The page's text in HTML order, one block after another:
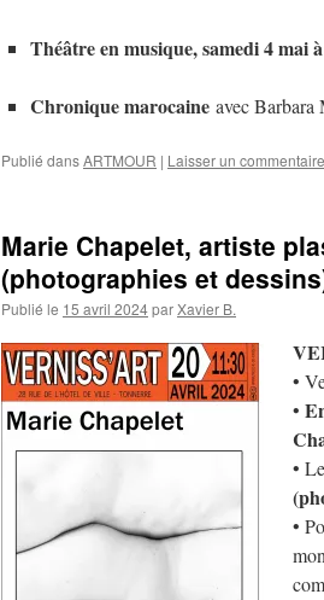
Théâtre en musique, samedi 4 mai
Chronique marocaine avec Barbara
Publié dansARTMOUR | Laisser un commentaire
Marie Chapelet, artiste
(photographies et
Publié le 15 avril 2024parXavier B.
•
•
•
•